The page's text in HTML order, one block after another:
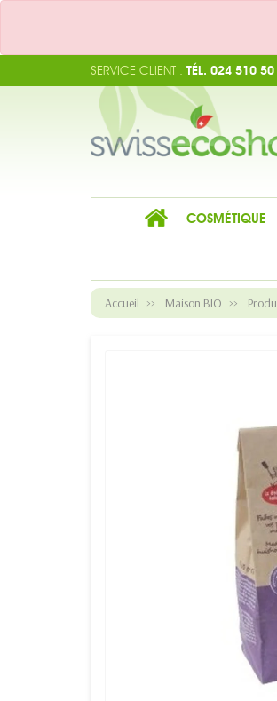
SERVICE CLIENT : TÉL. 024 510
COSMÉTIQUE
Accueil Maison BIO